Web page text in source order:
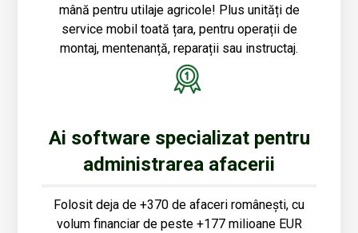
mână pentru utilaje agricole! Plus unități de
service mobil toată țara, pentru operații de
montaj, mentenanță, reparații sau instructaj.
Ai software specializat pentru
administrarea afacerii
Folosit deja de +370 de afaceri românești, cu
volum financiar de peste +177 milioane EUR